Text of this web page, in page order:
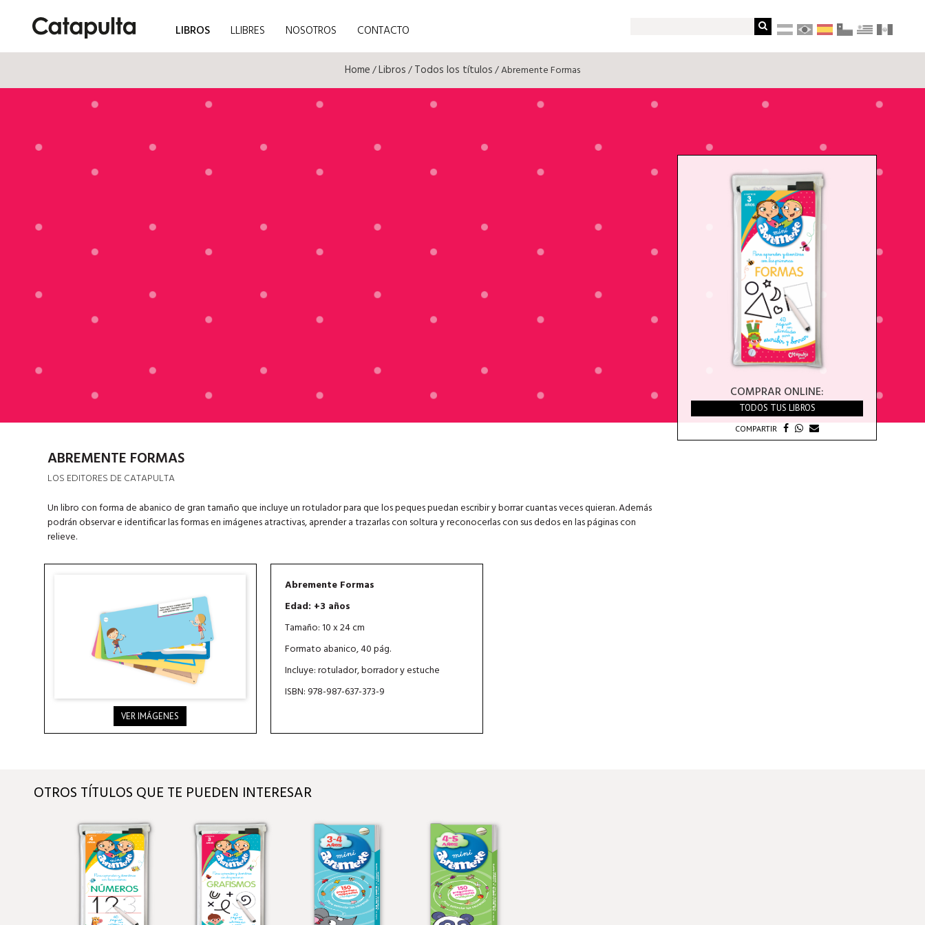
LIBROS LLIBRES NOSOTROS CONTACTO
Home/Libros/Todos los títulos/ Abremente Formas
COMPRAR ONLINE:
TODOS TUS LIBROS
COMPARTIR
ABREMENTE FORMAS
LOS EDITORES DE CATAPULTA
Un libro con forma de abanico de gran tamaño que incluye un rotulador para que los peques puedan escribir y borrar cuantas veces quieran. Además
podrán observar e identificar las formas en imágenes atractivas, aprender a trazarlas con soltura y reconocerlas con sus dedos en las páginas con
relieve.
VER IMÁGENES
Abremente Formas
Edad: +3 años
Tamaño: 10 x 24 cm
Formato abanico, 40 pág.
Incluye: rotulador, borrador y estuche
ISBN: 978-987-637-373-9
OTROS TÍTULOS QUE TE PUEDEN INTERESAR